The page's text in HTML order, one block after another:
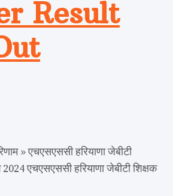
Result
» एचएसएससी हरियाणा जेबीटी
2024 एचएसएससी हरियाणा जेबीटी शिक्षक